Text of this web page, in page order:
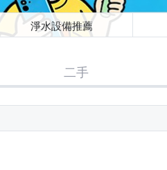
淨水設備推薦
二手